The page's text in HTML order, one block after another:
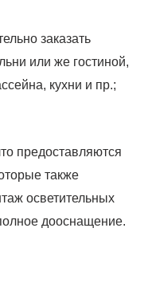
заказать
или же гостиной,
кухни и пр.;
предоставляются
также
осветительных
дооснащение.